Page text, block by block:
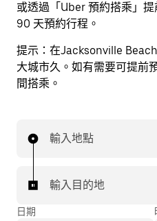
或透過「Uber 預約搭乘」
90 天預約行程。
提示： 在Jacksonville
大城市久。如有需要可提前
間搭乘。
輸入地點
輸入目的地
日期